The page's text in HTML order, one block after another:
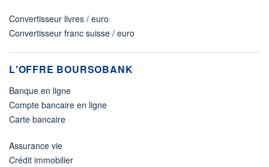
Convertisseur livres / euro
Convertisseur franc suisse / euro
L'OFFRE BOURSOBANK
Banque en ligne
Compte bancaire en ligne
Carte bancaire
Assurance vie
Crédit immobilier